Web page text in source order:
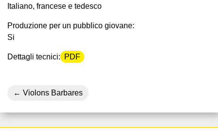
Italiano, francese e tedesco
Produzione per un pubblico giovane:
Si
Dettagli tecnici: PDF
Violons Barbares